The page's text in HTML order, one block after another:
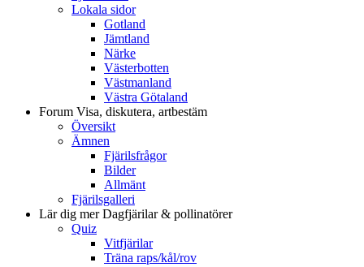
Lokala sidor
Gotland
Jämtland
Närke
Västerbotten
Västmanland
Västra Götaland
Forum Visa, diskutera, artbestäm
Översikt
Ämnen
Fjärilsfrågor
Bilder
Allmänt
Fjärilsgalleri
Lär dig merDagfjärilar & pollinatörer
Quiz
Vitfjärilar
Träna raps/kål/rov